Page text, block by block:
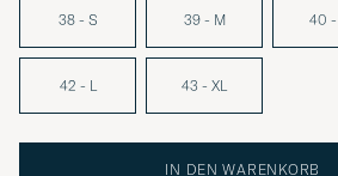
38 - S 39 - M 40
42 - L 43 - XL
IN DEN WARENKORB